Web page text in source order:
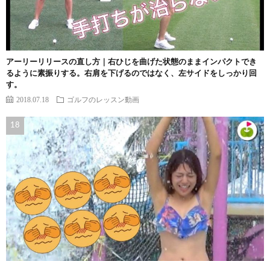
アーリーリリースの直し方｜右ひじを曲げた状態のままインパクトでき
るように素振りする。右肩を下げるのではなく、左サイドをしっかり回
す。
2018.07.18 ゴルフのレッスン動画